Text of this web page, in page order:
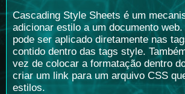
Cascading Style Sheets é um
adicionar estilo a um documento
pode ser aplicado diretamente nas
contido dentro das tags style.
vez de colocar a formatação dentro
criar um link para um arquivo CSS
estilos.